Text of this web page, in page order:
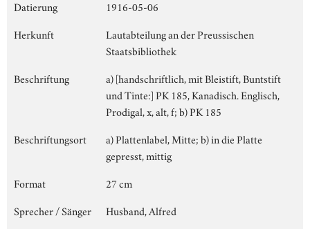
Datierung
1916-05-06
Herkunft
Lautabteilung an der Preussischen
Staatsbibliothek
Beschriftung
a) [handschriftlich, mit Bleistift, Buntstift
und Tinte:] PK 185, Kanadisch. Englisch,
Prodigal, x, alt, f; b) PK 185
Beschriftungsort
a) Plattenlabel, Mitte; b) in die Platte
gepresst, mittig
Format
27 cm
Sprecher / Sänger
Husband, Alfred